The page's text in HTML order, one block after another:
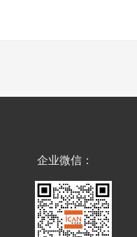
企业微信：